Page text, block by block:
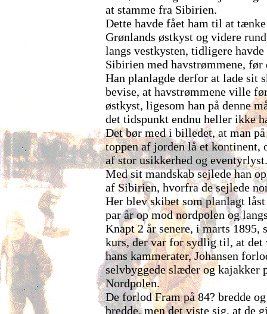
at stamme fra Sibirien.
Dette havde fået ham til at
Grønlands østkyst og videre
langs vestkysten, tidligere
Sibirien med havstrømmene, før
Han planlagde derfor at lade sit
bevise, at havstrømmene ville
østkyst, ligesom han på denne
det tidspunkt endnu heller ikke
Det bør med i billedet, at man
toppen af jorden lå et kontinent,
af stor usikkerhed og eventyrlyst.
Med sit mandskab sejlede han
af Sibirien, hvorfra de sejlede
Her blev skibet som planlagt
par år op mod nordpolen og
Knapt 2 år senere, i marts 1895,
kurs, der var for sydlig til, at
hans kammerater, Johansen
selvbyggede slæder og kajakker
Nordpolen.
De forlod Fram på 84? bredde
bredde, men det viste sig, at de